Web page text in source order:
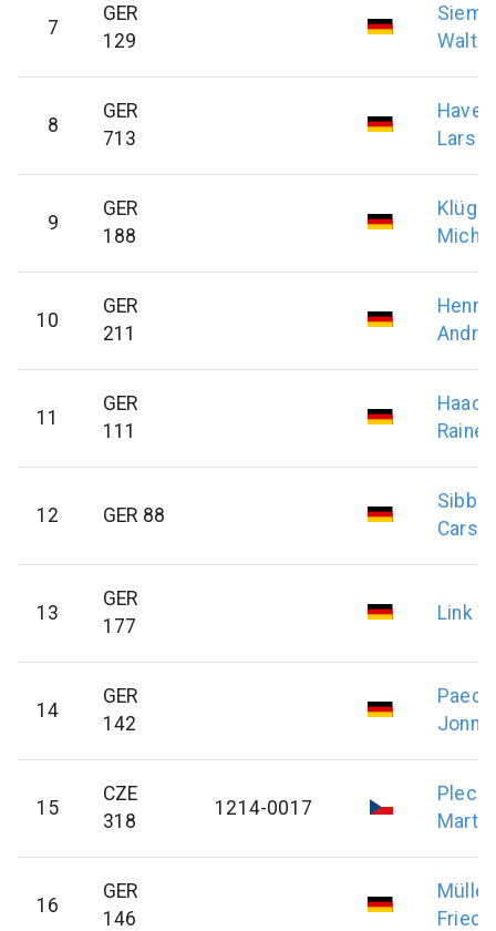
7
GER
129
Walter
8
GER
713
Lars
9
GER
188
Klügel
10
GER
211
André
11
GER
111
Rainer
12 GER 88
13
GER
177
Link
14
GER
142
Paech
Jonny
15
CZE
318
1214-0017
Martin
16
GER
146
Müller